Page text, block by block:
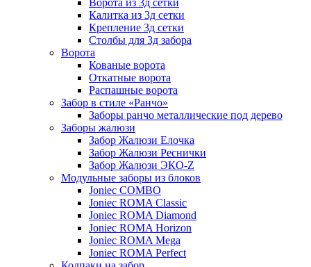
Ворота из 3д сетки
Калитка из 3д сетки
Крепление 3д сетки
Столбы для 3д забора
Ворота
Кованые ворота
Откатные ворота
Распашные ворота
Забор в стиле «Ранчо»
Заборы ранчо металлические под дерево
Заборы жалюзи
Забор Жалюзи Елочка
Забор Жалюзи Реснички
Забор Жалюзи ЭКО-Z
Модульные заборы из блоков
Joniec COMBO
Joniec ROMA Classic
Joniec ROMA Diamond
Joniec ROMA Horizon
Joniec ROMA Mega
Joniec ROMA Perfect